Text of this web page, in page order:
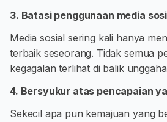
3. Batasi penggunaan media
Media sosial sering kali hanya
terbaik seseorang. Tidak semua
kegagalan terlihat di balik
4. Bersyukur atas pencapaian
Sekecil apa pun kemajuan yang